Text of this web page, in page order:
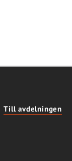
Till avdelningen